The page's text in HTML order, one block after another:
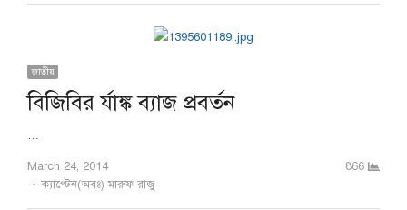
জাতীয়
বিজিবির র্যাঙ্ক ব্যাজ প্রবর্তন
…
March 24, 2014
Author
ক্যাপ্টেন(অবঃ) মারুফ রাজু
866